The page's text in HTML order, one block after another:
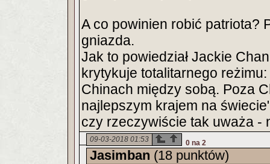
A co powinien robić patriota?
gniazda.
Jak to powiedział Jackie
krytykuje totalitarnego
Chinach między sobą. Poza
najlepszym krajem na
czy rzeczywiście tak uważa -
09-03-2018 01:53 0 na 2
Jasimban (18 punktów)